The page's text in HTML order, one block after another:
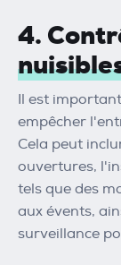
4.
Il est
empêcher
Cela peut
ouvertures,
tels que des
aux évents,
surveillance